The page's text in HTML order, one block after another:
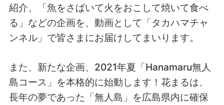
紹介、「魚をさばいて火をおこして焼いて食べ
る」などの企画を、動画として「タカハマチャ
ンネル」で皆さまにお届けしてまいります。
また、新たな企画、2021年夏「Hanamaru無人
島コース」を本格的に始動します！花まるは、
長年の夢であった「無人島」を広島県内に確保